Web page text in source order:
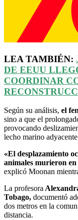
LEA TAMBIÉN:
DE EEUU
COORDINAR
Según su análisis, el
sino a que el
provocando
lecho marino
«El desplazamiento
animales murieron en
explicó Moonan
La profesora
Tobago, documentó
dos metros en la
distancia.